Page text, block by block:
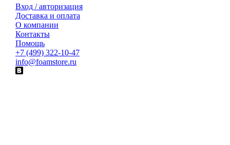
Вход / авторизация
Доставка и оплата
О компании
Контакты
Помощь
+7 (499) 322-10-47
info@foamstore.ru